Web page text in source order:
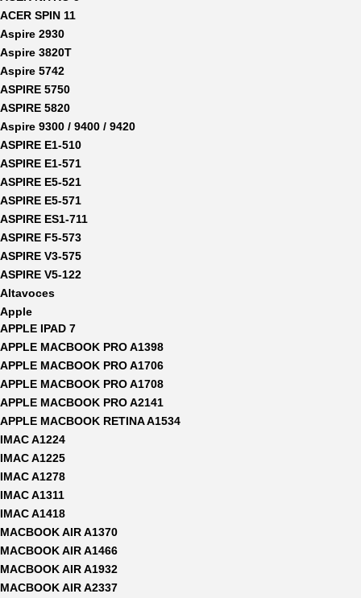
ACER SPIN 11
Aspire 2930
Aspire 3820T
Aspire 5742
ASPIRE 5750
ASPIRE 5820
Aspire 9300 / 9400 / 9420
ASPIRE E1-510
ASPIRE E1-571
ASPIRE E5-521
ASPIRE E5-571
ASPIRE ES1-711
ASPIRE F5-573
ASPIRE V3-575
ASPIRE V5-122
Altavoces
Apple
APPLE IPAD 7
APPLE MACBOOK PRO A1398
APPLE MACBOOK PRO A1706
APPLE MACBOOK PRO A1708
APPLE MACBOOK PRO A2141
APPLE MACBOOK RETINA A1534
IMAC A1224
IMAC A1225
IMAC A1278
IMAC A1311
IMAC A1418
MACBOOK AIR A1370
MACBOOK AIR A1466
MACBOOK AIR A1932
MACBOOK AIR A2337